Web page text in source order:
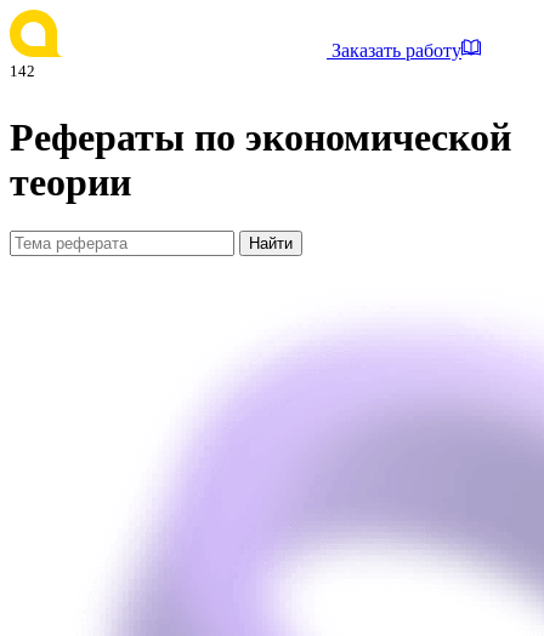
Заказать работу
142
Рефераты по экономической
теории
Найти